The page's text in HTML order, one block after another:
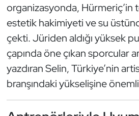
organizasyonda, Hürmeriç’in
estetik hakimiyeti ve su
çekti. Jüriden aldığı yüksek
çapında öne çıkan sporcular
yazdıran Selin, Türkiye’nin
branşındaki yükselişine
Güreş
Halter
Hava Sporları
Hentbol